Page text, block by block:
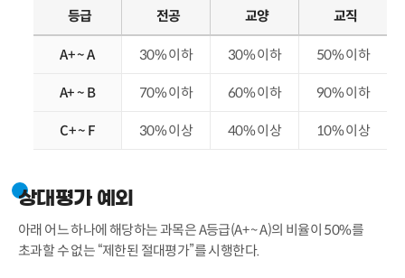
등급 전공 교양 교직
A+ ~ A 30% 이하 30% 이하 50% 이하
A+ ~ B 70% 이하 60% 이하 90% 이하
C+ ~ F 30% 이상 40% 이상 10% 이상
상대평가 예외
아래 어느 하나에 해당하는 과목은 A등급(A+ ~ A)의 비율이 50%를
초과할 수 없는 “제한된 절대평가”를 시행한다.